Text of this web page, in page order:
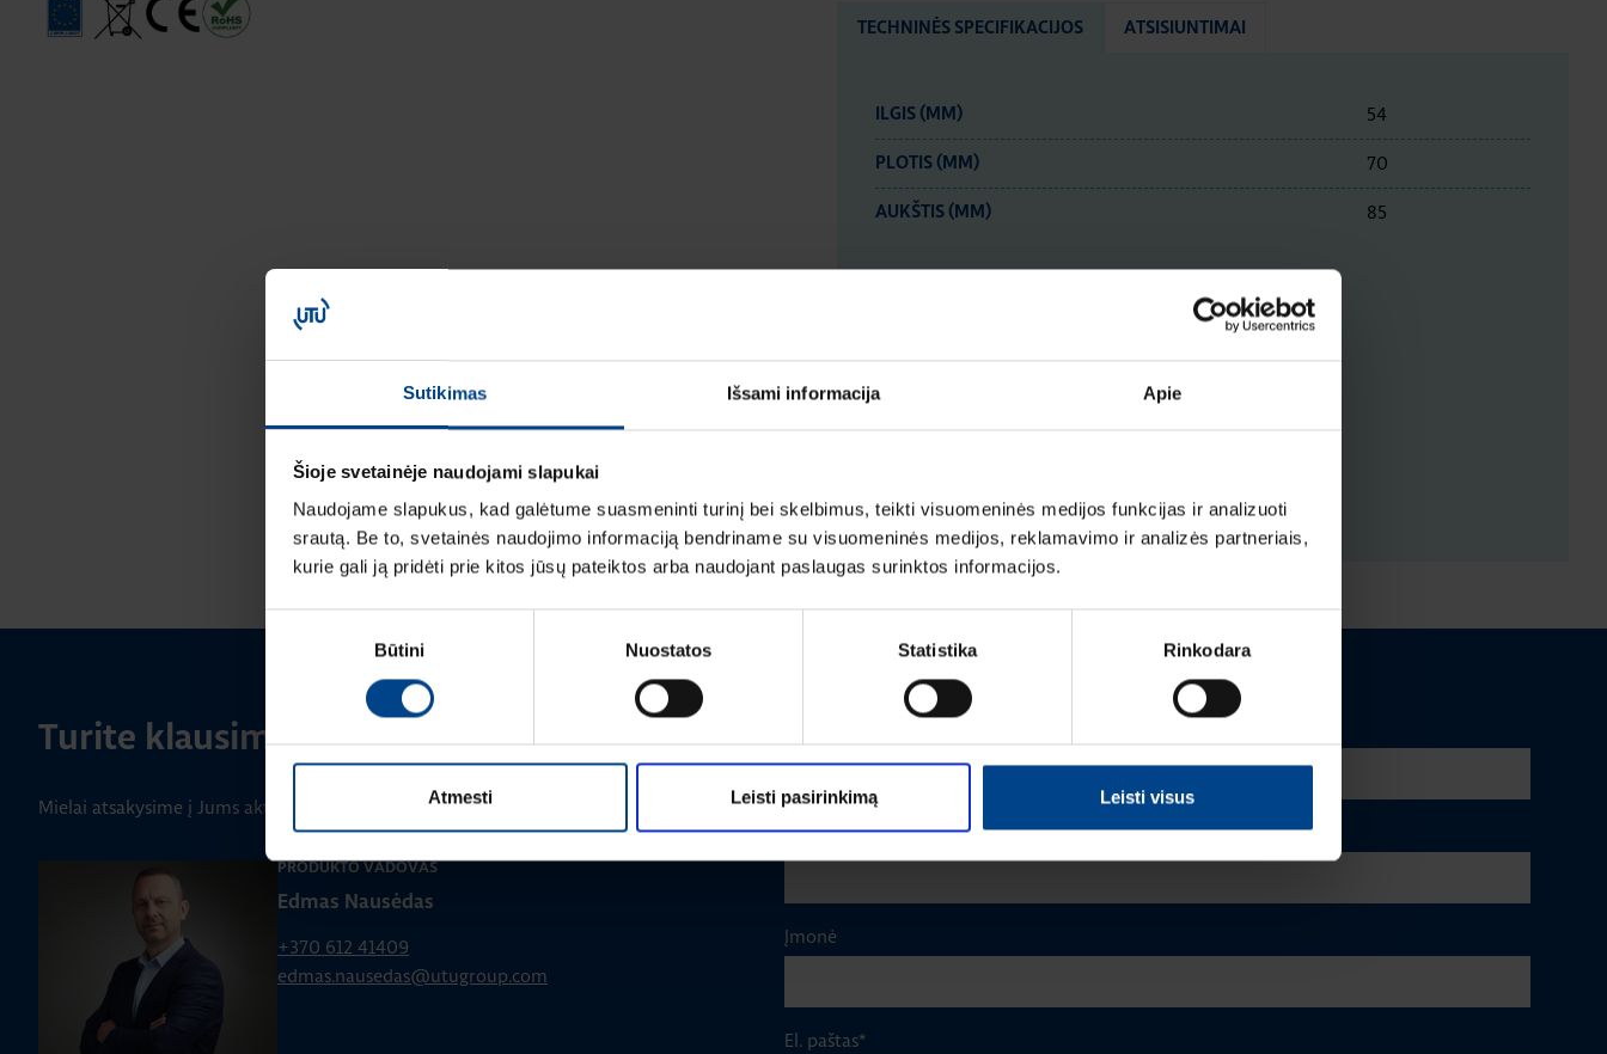
Sutikimas Išsami informacija Apie
Šioje svetainėje naudojami slapukai
Naudojame slapukus, kad galėtume suasmeninti turinį bei skelbimus, teikti visuomeninės medijos funkcijas ir analizuoti
srautą. Be to, svetainės naudojimo informaciją bendriname su visuomeninės medijos, reklamavimo ir analizės partneriais,
kurie gali ją pridėti prie kitos jūsų pateiktos arba naudojant paslaugas surinktos informacijos.
Būtini Nuostatos Statistika Rinkodara
Atmesti Leisti pasirinkimą Leisti visus
TECHNINĖS SPECIFIKACIJOS ATSISIUNTIMAI
ILGIS (MM) 54
PLOTIS (MM) 70
AUKŠTIS (MM) 85
Turite klausimų? Susisiekite
Mielai atsakysime į Jums aktualius klausimus.
PRODUKTO VADOVAS
Edmas Nausėdas
+370 612 41409
edmas.nausedas@utugroup.com
Pavardė*
Įmonė
El. paštas*